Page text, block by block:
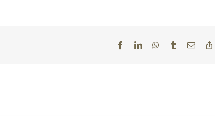
FacebookLinkedInWhatsApp
TumblrE-